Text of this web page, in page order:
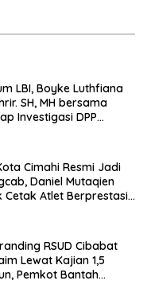
LBI, Boyke Luthfiana
SH, MH bersama
Investigasi DPP
Datatel
Belum Berizin di
Cimahi Resmi Jadi
Daniel Mutaqien
Cetak Atlet Berprestasi
RSUD Cibabat
Lewat Kajian 1,5
Pemkot Bantah